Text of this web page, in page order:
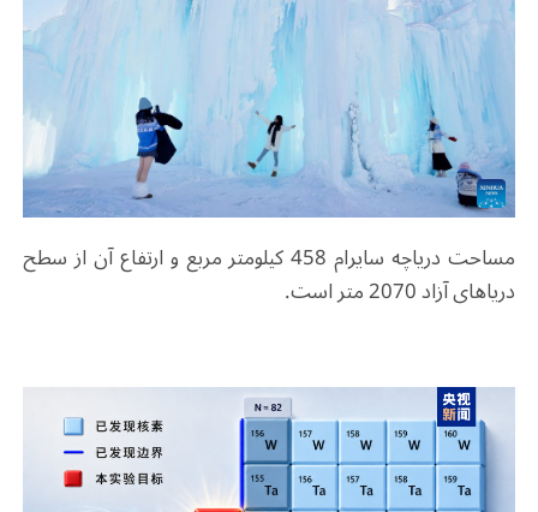
مساحت دریاچه سایرام 458 کیلومتر مربع و ارتفاع آن از سطح
دریاهای آزاد 2070 متر است.